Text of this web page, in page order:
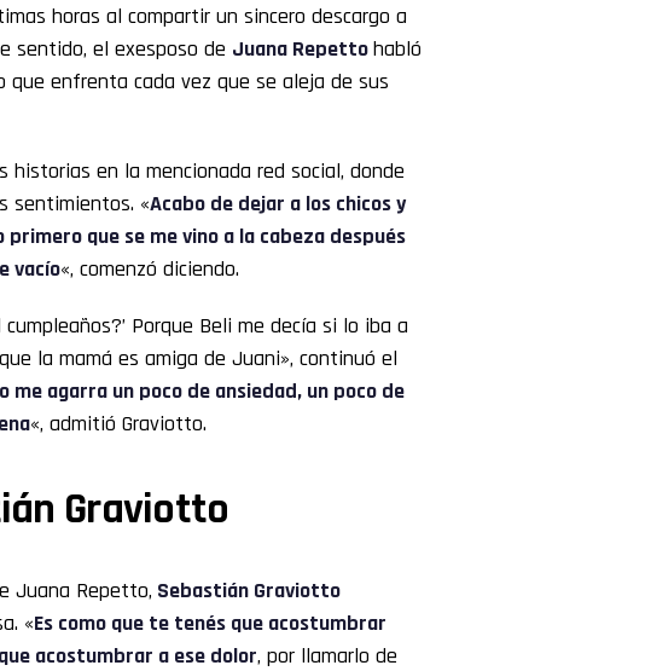
horas al compartir un sincero descargo a
sentido, el exesposo de Juana Repettohabló
enfrenta cada vez que se aleja de sus
en la mencionada red social, donde
sentimientos. «Acabo de dejar a los chicos y
que se me vino a la cabeza después
vacío«, comenzó diciendo.
Porque Beli me decía si lo iba a
la mamá es amiga de Juani», continuó el
me agarra un poco de ansiedad, un poco de
«, admitió Graviotto.
Graviotto
Juana Repetto, Sebastián Graviotto
«Es como que te tenés que acostumbrar
acostumbrar a ese dolor, por llamarlo de